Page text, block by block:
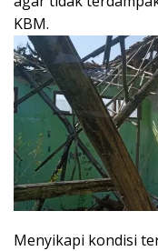
KBM.
Menyikapi kondisi